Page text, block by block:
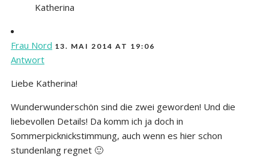
Katherina
Frau Nord 13. MAI 2014 AT 19:06
Antwort
Liebe Katherina!
Wunderwunderschön sind die zwei geworden! Und die
liebevollen Details! Da komm ich ja doch in
Sommerpicknickstimmung, auch wenn es hier schon
stundenlang regnet 🙂